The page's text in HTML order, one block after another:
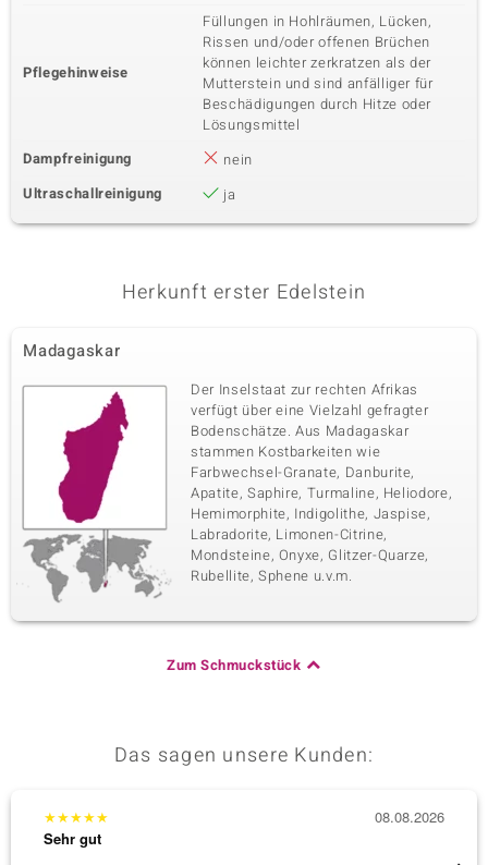
Pflegehinweise
Füllungen in Hohlräumen, Lücken,
Rissen und/oder offenen Brüchen
können leichter zerkratzen als der
Mutterstein und sind anfälliger für
Beschädigungen durch Hitze oder
Lösungsmittel
Dampfreinigung
nein
Ultraschallreinigung
ja
Herkunft erster Edelstein
Madagaskar
Der Inselstaat zur rechten Afrikas
verfügt über eine Vielzahl gefragter
Bodenschätze. Aus Madagaskar
stammen Kostbarkeiten wie
Farbwechsel-Granate, Danburite,
Apatite, Saphire, Turmaline, Heliodore,
Hemimorphite, Indigolithe, Jaspise,
Labradorite, Limonen-Citrine,
Mondsteine, Onyxe, Glitzer-Quarze,
Rubellite, Sphene u.v.m.
Zum Schmuckstück
Das sagen unsere Kunden:
★★★★★
Sehr gut
08.08.2026